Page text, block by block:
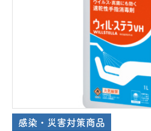
感染・災害対策商品